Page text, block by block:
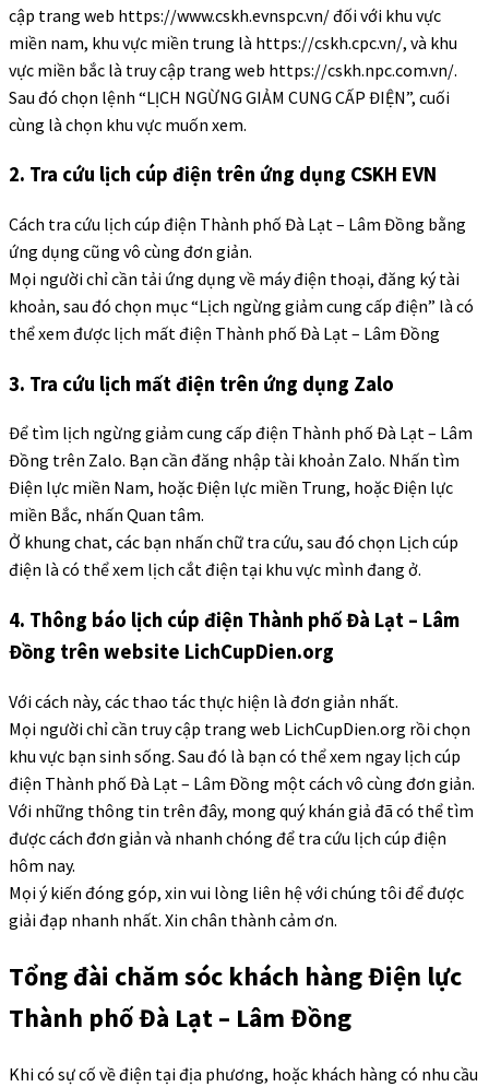
cập trang web https://www.cskh.evnspc.vn/ đối với khu vực
miền nam, khu vực miền trung là https://cskh.cpc.vn/, và khu
vực miền bắc là truy cập trang web https://cskh.npc.com.vn/.
Sau đó chọn lệnh “LỊCH NGỪNG GIẢM CUNG CẤP ĐIỆN”, cuối
cùng là chọn khu vực muốn xem.
2. Tra cứu lịch cúp điện trên ứng dụng CSKH EVN
Cách tra cứu lịch cúp điện Thành phố Đà Lạt – Lâm Đồng bằng
ứng dụng cũng vô cùng đơn giản.
Mọi người chỉ cần tải ứng dụng về máy điện thoại, đăng ký tài
khoản, sau đó chọn mục “Lịch ngừng giảm cung cấp điện” là có
thể xem được lịch mất điện Thành phố Đà Lạt – Lâm Đồng
3. Tra cứu lịch mất điện trên ứng dụng Zalo
Để tìm lịch ngừng giảm cung cấp điện Thành phố Đà Lạt – Lâm
Đồng trên Zalo. Bạn cần đăng nhập tài khoản Zalo. Nhấn tìm
Điện lực miền Nam, hoặc Điện lực miền Trung, hoặc Điện lực
miền Bắc, nhấn Quan tâm.
Ở khung chat, các bạn nhấn chữ tra cứu, sau đó chọn Lịch cúp
điện là có thể xem lịch cắt điện tại khu vực mình đang ở.
4. Thông báo lịch cúp điện Thành phố Đà Lạt – Lâm
Đồng trên website LichCupDien.org
Với cách này, các thao tác thực hiện là đơn giản nhất.
Mọi người chỉ cần truy cập trang web LichCupDien.org rồi chọn
khu vực bạn sinh sống. Sau đó là bạn có thể xem ngay lịch cúp
điện Thành phố Đà Lạt – Lâm Đồng một cách vô cùng đơn giản.
Với những thông tin trên đây, mong quý khán giả đã có thể tìm
được cách đơn giản và nhanh chóng để tra cứu lịch cúp điện
hôm nay.
Mọi ý kiến đóng góp, xin vui lòng liên hệ với chúng tôi để được
giải đạp nhanh nhất. Xin chân thành cảm ơn.
Tổng đài chăm sóc khách hàng Điện lực
Thành phố Đà Lạt – Lâm Đồng
Khi có sự cố về điện tại địa phương, hoặc khách hàng có nhu cầu